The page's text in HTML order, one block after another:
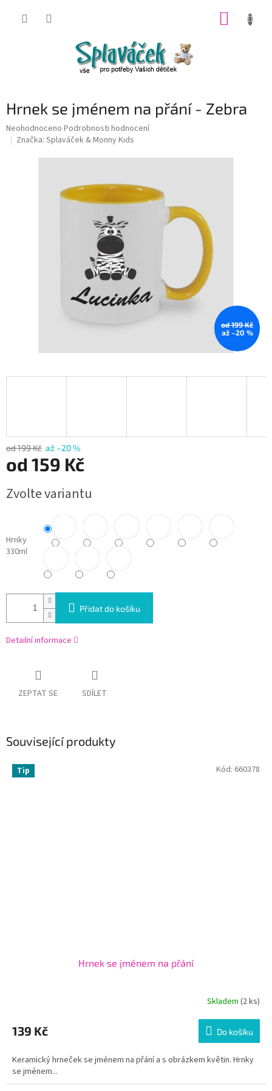
Hrnek se jménem na přání - Zebra
Průměrné
hodnocení
Neohodnoceno Podrobnosti hodnocení
Značka: Splaváček & Monny Kids
od 199 Kč
až –20 %
od 199 Kč až –20 %
od 159 Kč
cena:
Zvolte variantu
Hrnky
330ml
Přidat do košíku
Detailní informace
ZEPTAT SE SDÍLET
Související produkty
Tip
Hrnek se jménem na přání
Skladem (2 ks)
139 Kč Do košíku
Keramický hrneček se jménem na přání a s obrázkem květin. Hrnky
se jménem...
Kód: 660378